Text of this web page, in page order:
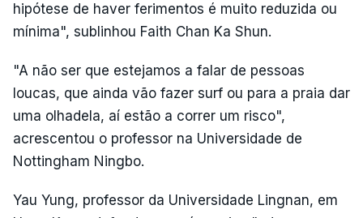
hipótese de haver ferimentos é muito reduzida ou
mínima", sublinhou Faith Chan Ka Shun.
"A não ser que estejamos a falar de pessoas
loucas, que ainda vão fazer surf ou para a praia dar
uma olhadela, aí estão a correr um risco",
acrescentou o professor na Universidade de
Nottingham Ningbo.
Yau Yung, professor da Universidade Lingnan, em